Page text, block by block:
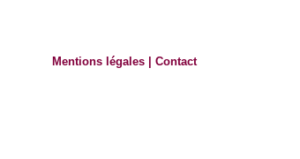
Mentions légales |Contact